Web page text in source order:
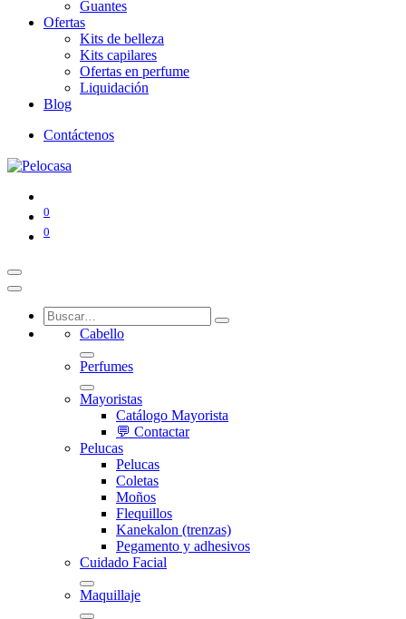
Guantes
Ofertas
Kits de belleza
Kits capilares
Ofertas en perfume
Liquidación
Blog
Contáctenos
0
0
Cabello
Perfumes
Mayoristas
Catálogo Mayorista
💬 Contactar
Pelucas
Pelucas
Coletas
Moños
Flequillos
Kanekalon (trenzas)
Pegamento y adhesivos
Cuidado Facial
Maquillaje